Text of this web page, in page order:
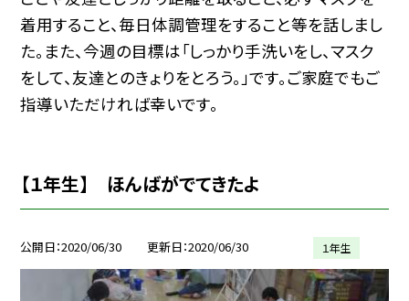
着用すること、毎日体調管理をすること等を話しまし
た。また、今週の目標は「しっかり手洗いをし、マスク
をして、友達とのきょりをとろう。」です。ご家庭でもご
指導いただければ幸いです。
【１年生】 ほんばがでてきたよ
公開日 2020/06/30 更新日 2020/06/30 １年生